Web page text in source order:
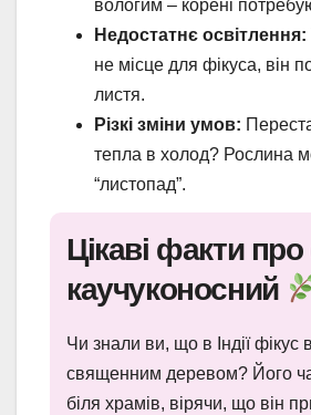
вологим – корені
Недостатнє освітлення:
не місце для фікуса, він
листя.
Різкі зміни умов:
тепла в холод? Рослина
“листопад”.
Цікаві факти
каучуконосний
Чи знали ви, що в Індії фікус
священним деревом? Його
біля храмів, вірячи, що він